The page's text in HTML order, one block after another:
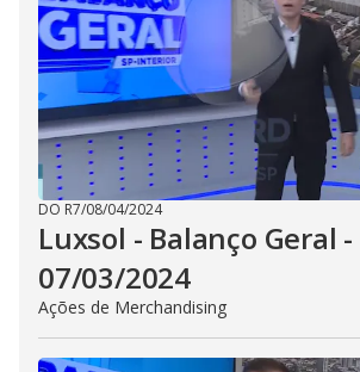
DO R7/08/04/2024
Luxsol - Balanço Geral
07/03/2024
Ações de Merchandising